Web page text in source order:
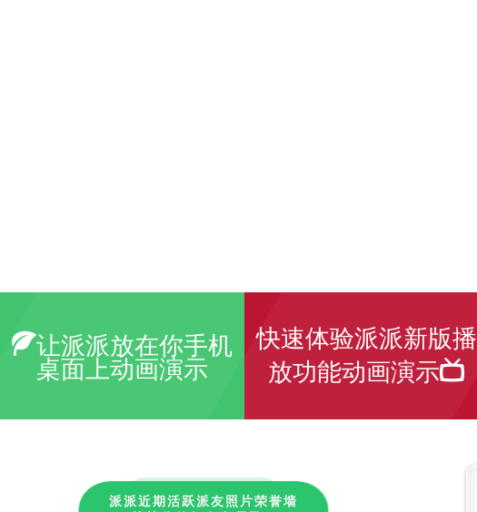
让派派放在你手机
桌面上动画演示
快速体验派派新版播
放功能动画演示
派派近期活跃派友照片荣誉墙